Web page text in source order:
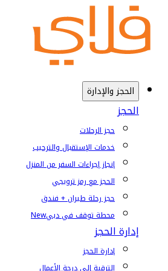
الحجز والإدارة
الحجز
حجز الرحلات
خدمات الإستقبال والترحيب
إنجاز إجراءات السفر من المنزل
الحجز مع رمز ترويجي
حجز رحلة طيران + فندق
محطة توقف في دبيNew
إدارة الحجز
إدارة الحجز
الترقية إلى درجة الأعمال